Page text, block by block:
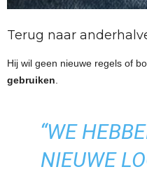
Terug naar
Hij wil geen nieuwe regels of
gebruiken
“WE
NIEUWE